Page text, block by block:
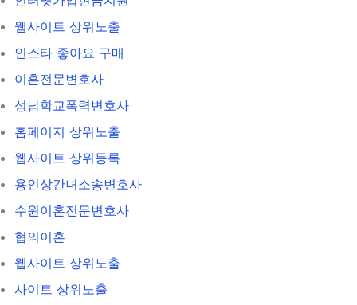
웹사이트 상위노출
인스타 좋아요 구매
이혼전문변호사
성남학교폭력변호사
홈페이지 상위노출
웹사이트 상위등록
용인상간녀소송변호사
수원이혼전문변호사
협의이혼
웹사이트 상위노출
사이트 상위노출